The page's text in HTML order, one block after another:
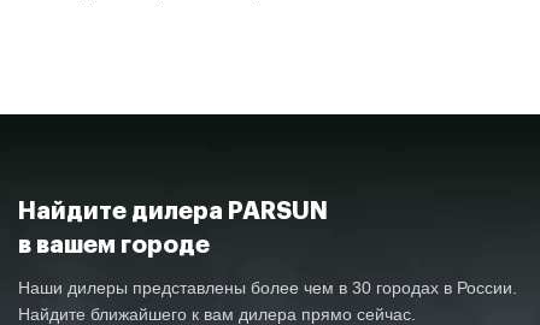
Найдите дилера PARSUN
в вашем городе
Наши дилеры представлены более чем в 30 городах в России.
Найдите ближайшего к вам дилера прямо сейчас.